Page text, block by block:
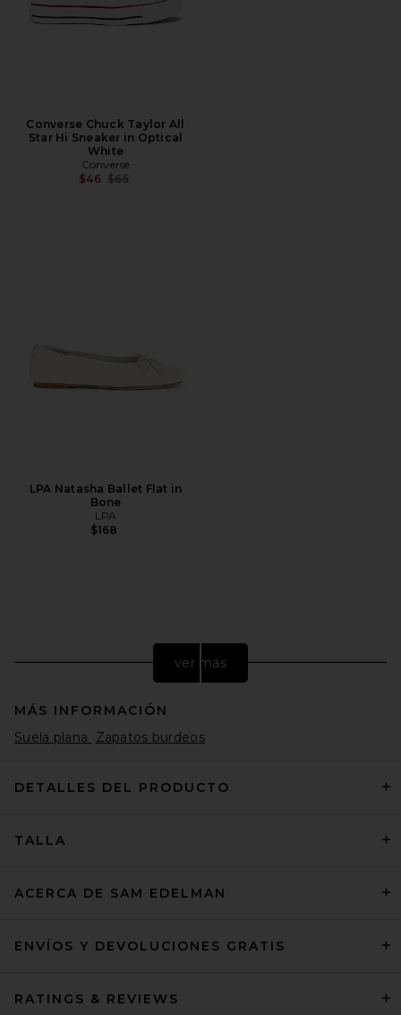
Converse Chuck Taylor All
Star Hi Sneaker in Optical
White
Converse
$46 Precio anterior:
$65
LPA Natasha Ballet Flat in
Bone
LPA
$168
THE ATTICO Kali Ballerina in
ver más
MÁS INFORMACIÓN
Suela plana
Zapatos burdeos
DETALLES DEL PRODUCTO
TALLA
ACERCA DE SAM EDELMAN
ENVÍOS Y DEVOLUCIONES GRATIS
RATINGS & REVIEWS